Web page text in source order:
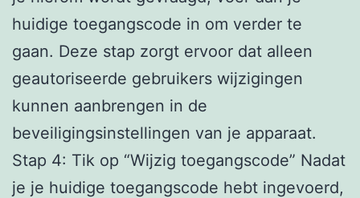
huidige toegangscode in om verder te
gaan. Deze stap zorgt ervoor dat alleen
geautoriseerde gebruikers wijzigingen
kunnen aanbrengen in de
beveiligingsinstellingen van je apparaat.
Stap 4: Tik op “Wijzig toegangscode” Nadat
je je huidige toegangscode hebt ingevoerd,